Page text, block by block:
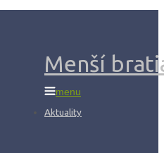
Menší
menu
Aktuality